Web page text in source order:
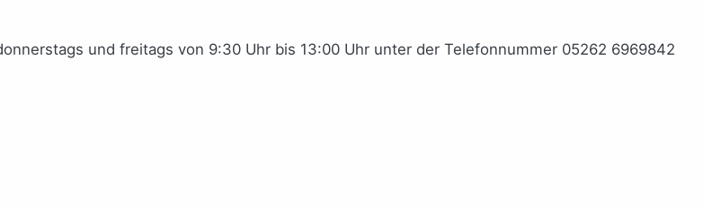
und freitags von 9:30 Uhr bis 13:00 Uhr unter der Telefonnummer 05262 6969842